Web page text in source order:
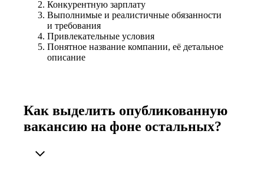
Конкурентную зарплату
Выполнимые и реалистичные обязанности
и требования
Привлекательные условия
Понятное название компании, её детальное
описание
Как выделить опубликованную
вакансию на фоне остальных?